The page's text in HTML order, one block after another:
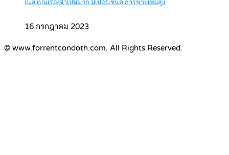
เน็ต เป็นเรื่องจำเป็นมาก มีเปอร์เซ็นต์ การขายเพิ่มสูง
16 กรกฎาคม 2023
© www.forrentcondoth.com. All Rights Reserved.